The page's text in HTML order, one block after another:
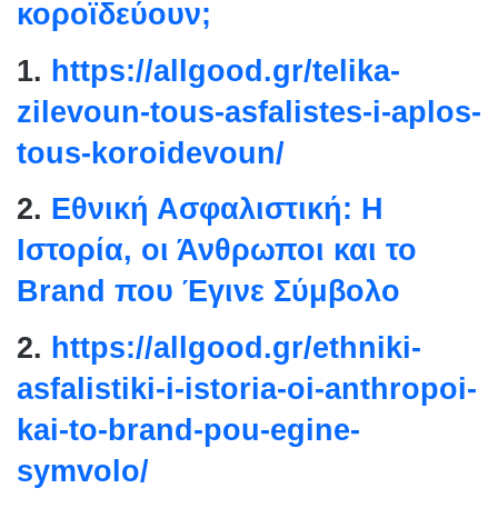
κοροϊδεύουν;
1. https://allgood.gr/telika-
zilevoun-tous-asfalistes-i-aplos-
tous-koroidevoun/
2. Εθνική Ασφαλιστική: Η
Ιστορία, οι Άνθρωποι και το
Brand που Έγινε Σύμβολο
2. https://allgood.gr/ethniki-
asfalistiki-i-istoria-oi-anthropoi-
kai-to-brand-pou-egine-
symvolo/